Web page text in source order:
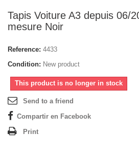
Tapis Voiture A3 depuis 06/
mesure Noir
Reference: 4433
Condition: New product
This product is no longer in stock
Send to a friend
Compartir en Facebook
Print